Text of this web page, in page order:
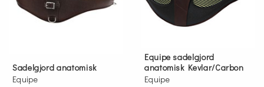
Sadelgjord anatomisk
Equipe
Equipe sadelgjord
anatomisk Kevlar/Carbon
Equipe